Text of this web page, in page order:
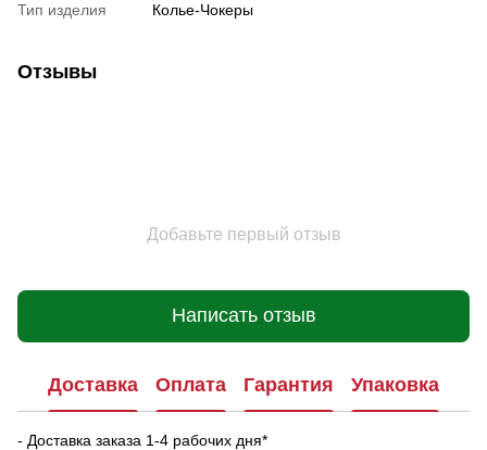
Тип изделия
Колье-Чокеры
Отзывы
Добавьте первый отзыв
Написать отзыв
Доставка Оплата Гарантия Упаковка
- Доставка заказа 1-4 рабочих дня*